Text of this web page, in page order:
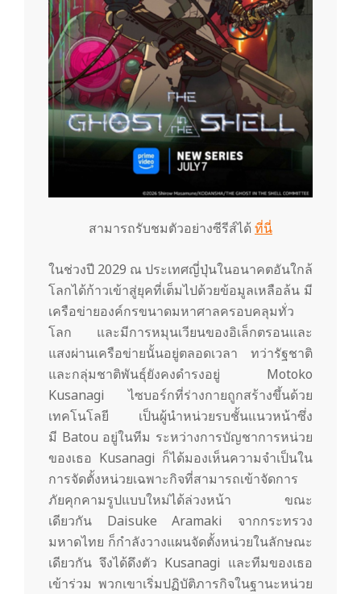
สามารถรับชมตัวอย่างซีรีส์ได้ ที่นี่
ในช่วงปี 2029 ณ ประเทศญี่ปุ่นในอนาคตอันใกล้
โลกได้ก้าวเข้าสู่ยุคที่เต็มไปด้วยข้อมูลเหลือล้น มี
เครือข่ายองค์กรขนาดมหาศาลครอบคลุมทั่ว
โลก และมีการหมุนเวียนของอิเล็กตรอนและ
แสงผ่านเครือข่ายนั้นอยู่ตลอดเวลา ทว่ารัฐชาติ
และกลุ่มชาติพันธุ์ยังคงดำรงอยู่ Motoko
Kusanagi ไซบอร์กที่ร่างกายถูกสร้างขึ้นด้วย
เทคโนโลยี เป็นผู้นำหน่วยรบชั้นแนวหน้าซึ่ง
มี Batou อยู่ในทีม ระหว่างการบัญชาการหน่วย
ของเธอ Kusanagi ก็ได้มองเห็นความจำเป็นใน
การจัดตั้งหน่วยเฉพาะกิจที่สามารถเข้าจัดการ
ภัยคุกคามรูปแบบใหม่ได้ล่วงหน้า ขณะ
เดียวกัน Daisuke Aramaki จากกระทรวง
มหาดไทย ก็กำลังวางแผนจัดตั้งหน่วยในลักษณะ
เดียวกัน จึงได้ดึงตัว Kusanagi และทีมของเธอ
เข้าร่วม พวกเขาเริ่มปฏิบัติภารกิจในฐานะหน่วย